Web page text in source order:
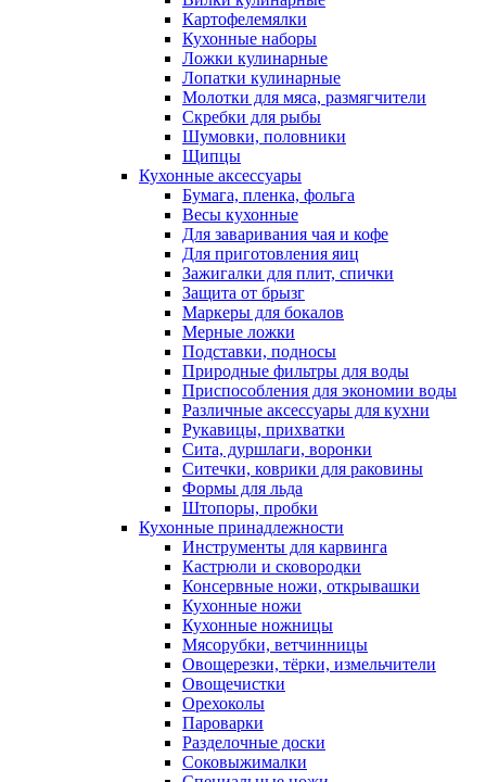
Картофелемялки
Кухонные наборы
Ложки кулинарные
Лопатки кулинарные
Молотки для мяса, размягчители
Скребки для рыбы
Шумовки, половники
Щипцы
Кухонные аксессуары
Бумага, пленка, фольга
Весы кухонные
Для заваривания чая и кофе
Для приготовления яиц
Зажигалки для плит, спички
Защита от брызг
Маркеры для бокалов
Мерные ложки
Подставки, подносы
Природные фильтры для воды
Приспособления для экономии воды
Различные аксессуары для кухни
Рукавицы, прихватки
Сита, дуршлаги, воронки
Ситечки, коврики для раковины
Формы для льда
Штопоры, пробки
Кухонные принадлежности
Инструменты для карвинга
Кастрюли и сковородки
Консервные ножи, открывашки
Кухонные ножи
Кухонные ножницы
Мясорубки, ветчинницы
Овощерезки, тёрки, измельчители
Овощечистки
Орехоколы
Пароварки
Разделочные доски
Соковыжималки